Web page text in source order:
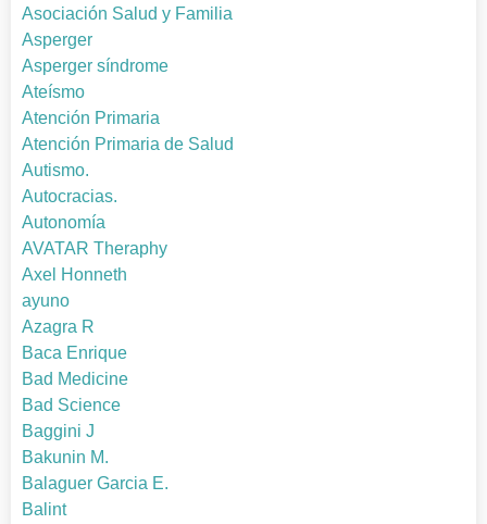
Asociación Salud y Familia
Asperger
Asperger síndrome
Ateísmo
Atención Primaria
Atención Primaria de Salud
Autismo.
Autocracias.
Autonomía
AVATAR Theraphy
Axel Honneth
ayuno
Azagra R
Baca Enrique
Bad Medicine
Bad Science
Baggini J
Bakunin M.
Balaguer Garcia E.
Balint